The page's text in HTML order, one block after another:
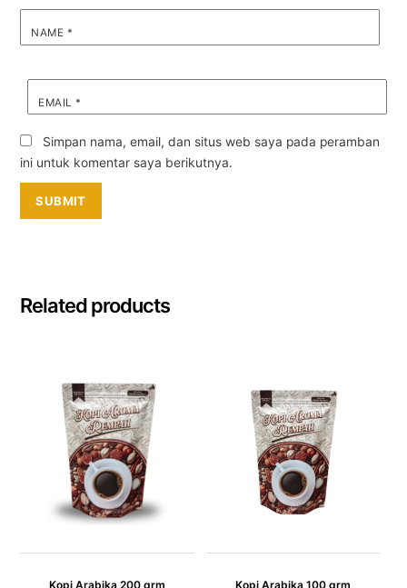
NAME *
EMAIL *
Simpan nama, email, dan situs web saya pada peramban
ini untuk komentar saya berikutnya.
Related products
Kopi Arabika 200 grm Kopi Arabika 100 grm